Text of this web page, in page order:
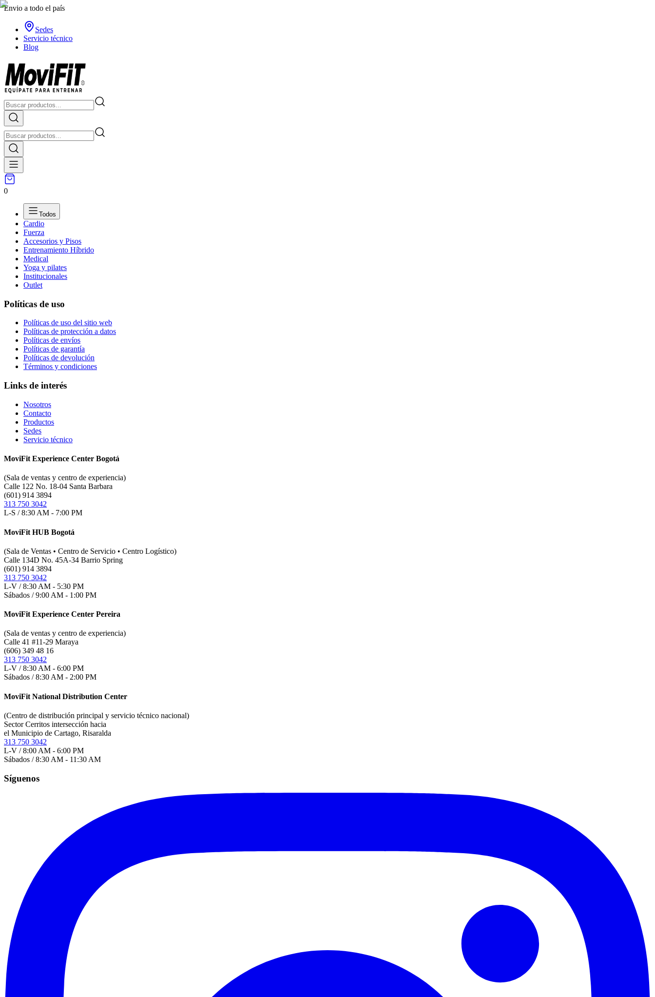
Envio a todo el país
Sedes
Servicio técnico
Blog
0
Todos
Cardio
Fuerza
Accesorios y Pisos
Entrenamiento Híbrido
Medical
Yoga y pilates
Institucionales
Outlet
Políticas de uso
Políticas de uso del sitio web
Políticas de protección a datos
Políticas de envíos
Políticas de garantía
Políticas de devolución
Términos y condiciones
Links de interés
Nosotros
Contacto
Productos
Sedes
Servicio técnico
MoviFit Experience Center Bogotá
(Sala de ventas y centro de experiencia)
Calle 122 No. 18-04 Santa Barbara
(601) 914 3894
313 750 3042
L-S / 8:30 AM - 7:00 PM
MoviFit HUB Bogotá
(Sala de Ventas • Centro de Servicio • Centro Logístico)
Calle 134D No. 45A-34 Barrio Spring
(601) 914 3894
313 750 3042
L-V / 8:30 AM - 5:30 PM
Sábados / 9:00 AM - 1:00 PM
MoviFit Experience Center Pereira
(Sala de ventas y centro de experiencia)
Calle 41 #11-29 Maraya
(606) 349 48 16
313 750 3042
L-V / 8:30 AM - 6:00 PM
Sábados / 8:30 AM - 2:00 PM
MoviFit National Distribution Center
(Centro de distribución principal y servicio técnico nacional)
Sector Cerritos intersección hacia
el Municipio de Cartago, Risaralda
313 750 3042
L-V / 8:00 AM - 6:00 PM
Sábados / 8:30 AM - 11:30 AM
Síguenos